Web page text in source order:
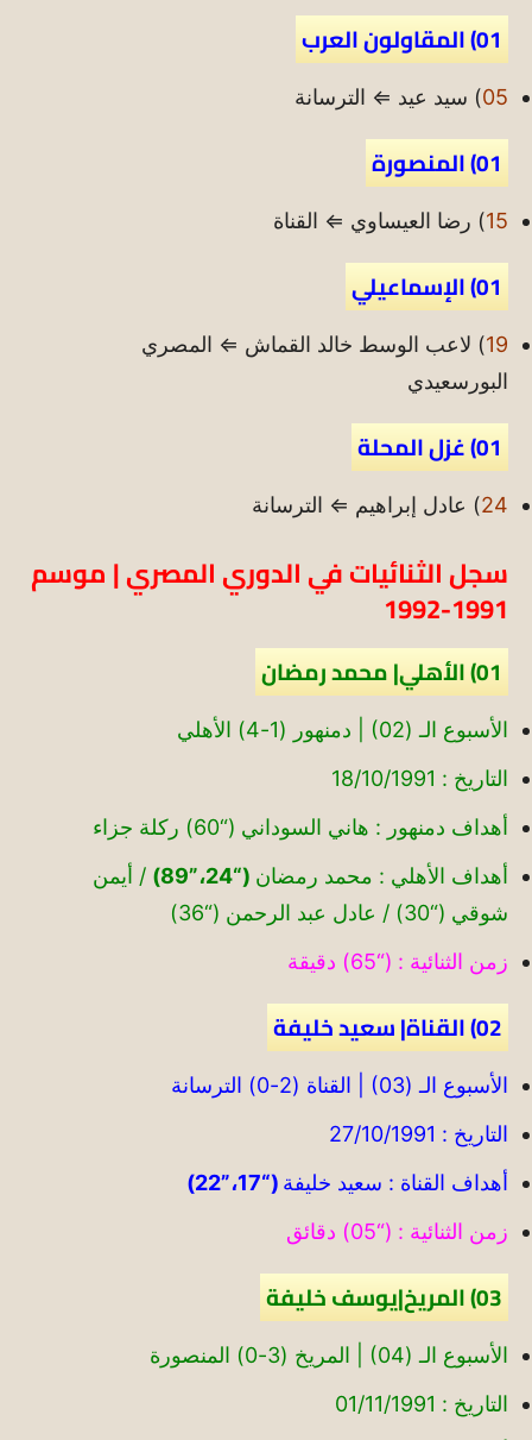
01) المقاولون العرب
05) سيد عيد ⇐ الترسانة
01) المنصورة
15) رضا العيساوي ⇐ القناة
01) الإسماعيلي
19) لاعب الوسط خالد القماش ⇐ المصري
البورسعيدي
01) غزل المحلة
24) عادل إبراهيم ⇐ الترسانة
سجل الثنائيات في الدوري المصري | موسم
1991-1992
01) الأهلي| محمد رمضان
الأسبوع الـ (02) | دمنهور (1-4) الأهلي
التاريخ : 18/10/1991
أهداف دمنهور : هاني السوداني (“60) ركلة جزاء
أهداف الأهلي : محمد رمضان (“24،”89)
/ أيمن
شوقي (“30) / عادل عبد الرحمن (“36)
زمن الثنائية : (“65) دقيقة
02) القناة| سعيد خليفة
الأسبوع الـ (03) | القناة (2-0) الترسانة
التاريخ : 27/10/1991
أهداف القناة : سعيد خليفة (“17،”22)
زمن الثنائية : (“05) دقائق
03) المريخ|يوسف خليفة
الأسبوع الـ (04) | المريخ (3-0) المنصورة
التاريخ : 01/11/1991